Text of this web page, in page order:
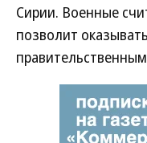
Сирии. Военные
позволит